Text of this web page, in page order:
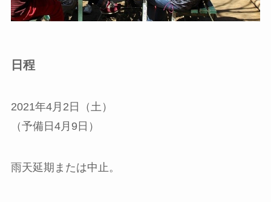
日程
2021年4月2日（土）
（予備日4月9日）
雨天延期または中止。